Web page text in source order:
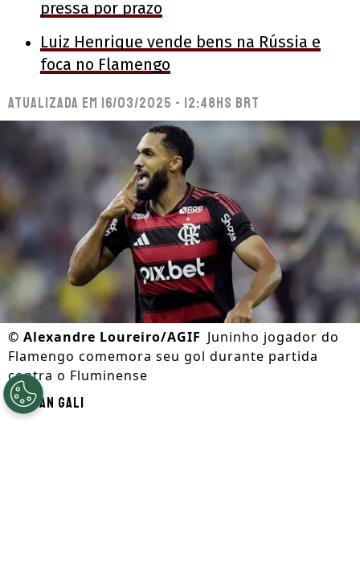
pressa por prazo
Luiz Henrique vende bens na Rússia e
foca no Flamengo
Atualizada em 16/03/2025 - 12:48hs BRT
© Alexandre Loureiro/AGIF Juninho jogador do
Flamengo comemora seu gol durante partida
contra o Fluminense
PorIan Gali